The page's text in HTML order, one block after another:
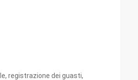
registrazione dei guasti,